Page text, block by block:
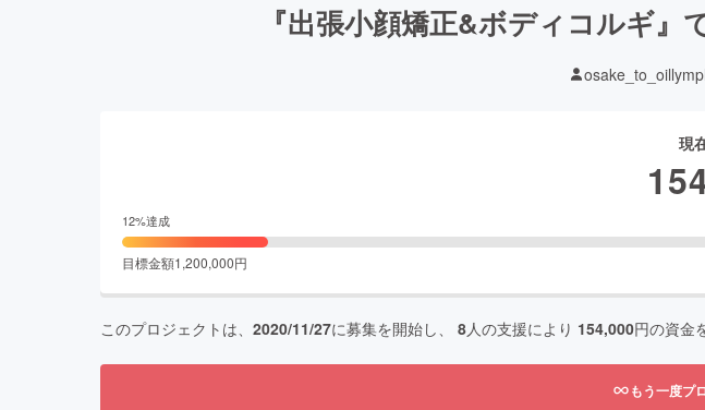
『出張小顔矯正&ボディコルギ
現
12%達成
目標金額1,200,000円
このプロジェクトは、 2020/11/27に募集を開始し、 8人の支援により 154,000円の資金
もう一度プ